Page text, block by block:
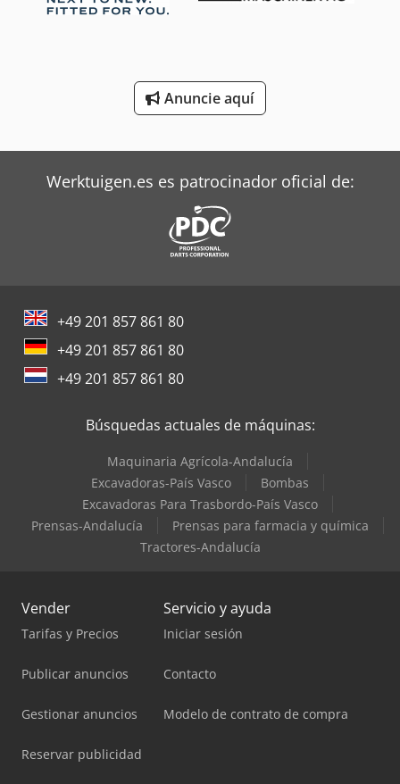
Anuncie aquí
Werktuigen.es es patrocinador oficial de:
+49 201 857 861 80
+49 201 857 861 80
+49 201 857 861 80
Búsquedas actuales de máquinas:
Maquinaria Agrícola-Andalucía
Excavadoras-País Vasco
Bombas
Excavadoras Para Trasbordo-País Vasco
Prensas-Andalucía
Prensas para farmacia y química
Tractores-Andalucía
Vender
Tarifas y Precios
Publicar anuncios
Gestionar anuncios
Reservar publicidad
Servicio y ayuda
Iniciar sesión
Contacto
Modelo de contrato de compra